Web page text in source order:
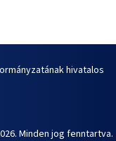
hivatalos
Minden jog fenntartva.